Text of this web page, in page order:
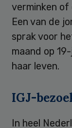
verminken of
Een van de
sprak voor
maand op
haar leven.
IGJ-
In heel